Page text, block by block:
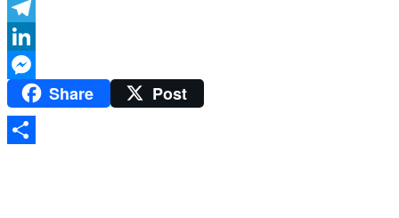
Pinterest
Telegram
LinkedIn
MessengerShare Post